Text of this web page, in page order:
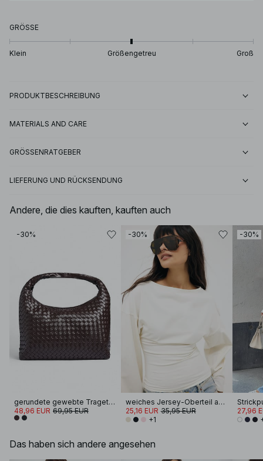
GRÖSSE
Klein Größengetreu Groß
PRODUKTBESCHREIBUNG
MATERIALS AND CARE
GRÖSSENRATGEBER
LIEFERUNG UND RÜCKSENDUNG
Andere, die dies kauften, kauften auch
-30%
gerundete gewebte Tragetasche
48,96 EUR 69,95 EUR
-30%
weiches Jersey-Oberteil aus Baumwolle mit weiten Ärmeln
25,16 EUR 35,95 EUR
+1
-30%
27,96
Das haben sich andere angesehen